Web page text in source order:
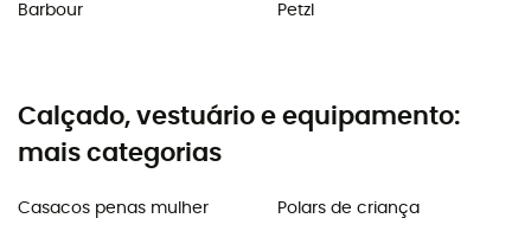
Barbour
Petzl
Calçado, vestuário e equipamento:
mais categorias
Casacos penas mulher
Polars de criança